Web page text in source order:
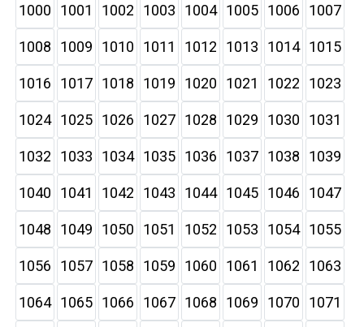
1000 1001 1002 1003 1004 1005 1006 1007
1008 1009 1010 1011 1012 1013 1014 1015
1016 1017 1018 1019 1020 1021 1022 1023
1024 1025 1026 1027 1028 1029 1030 1031
1032 1033 1034 1035 1036 1037 1038 1039
1040 1041 1042 1043 1044 1045 1046 1047
1048 1049 1050 1051 1052 1053 1054 1055
1056 1057 1058 1059 1060 1061 1062 1063
1064 1065 1066 1067 1068 1069 1070 1071